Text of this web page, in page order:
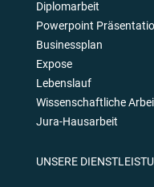
Diplomarbeit
Powerpoint
Businessplan
Expose
Lebenslauf
Wissenschaftliche
Jura-Hausarbeit
UNSERE